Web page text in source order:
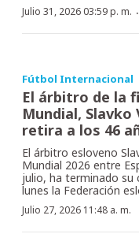
Julio 31, 2026 03:59 p. m. ·
Fútbol Internacional
El árbitro de la
Mundial, Slavko
retira a los 46
El árbitro esloveno
Mundial 2026 entre
julio, ha terminado su
lunes la Federación
Julio 27, 2026 11:48 a. m.